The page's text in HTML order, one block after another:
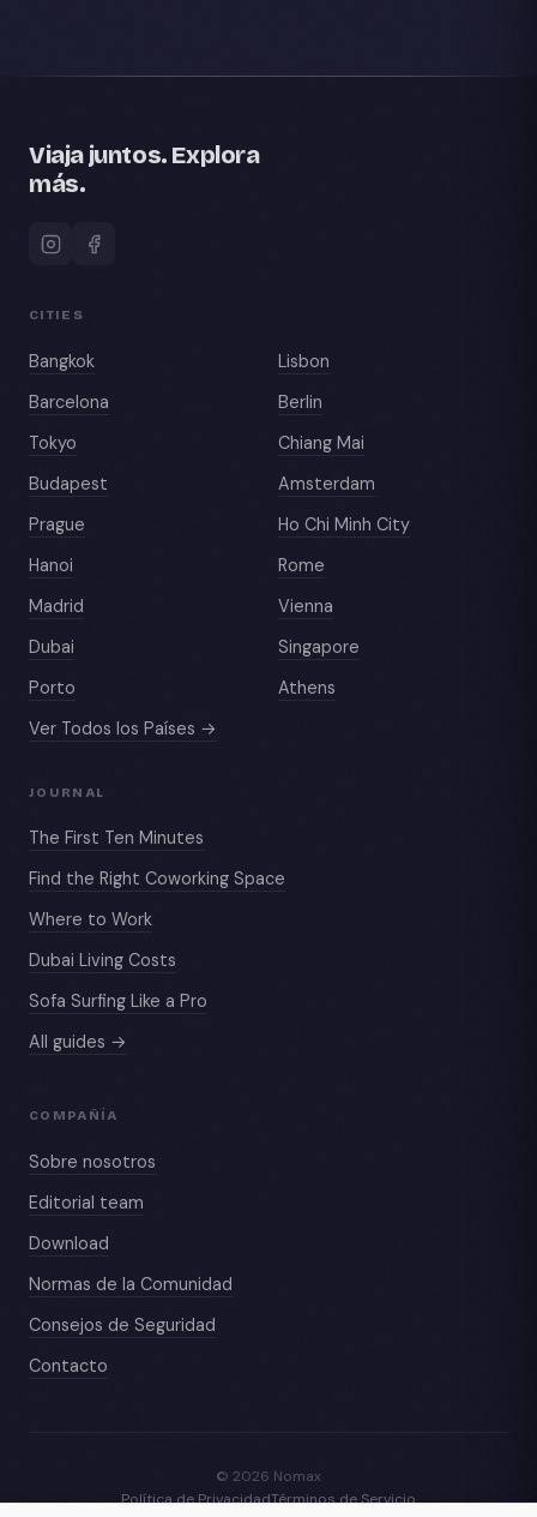
Viaja juntos. Explora
más.
CITIES
Bangkok
Lisbon
Barcelona
Berlin
Tokyo
Chiang Mai
Budapest
Amsterdam
Prague
Ho Chi Minh City
Hanoi
Rome
Madrid
Vienna
Dubai
Singapore
Porto
Athens
Ver Todos los Países →
JOURNAL
The First Ten Minutes
Find the Right Coworking Space
Where to Work
Dubai Living Costs
Sofa Surfing Like a Pro
All guides →
COMPAÑÍA
Sobre nosotros
Editorial team
Download
Normas de la Comunidad
Consejos de Seguridad
Contacto
© 2026 Nomax
Política de PrivacidadTérminos de Servicio